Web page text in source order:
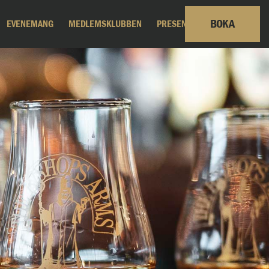
EVENEMANG MEDLEMSKLUBBEN PRESENTKORT BOKA